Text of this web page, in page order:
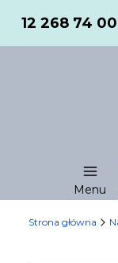
12 268 74 00
Menu
Strona główna